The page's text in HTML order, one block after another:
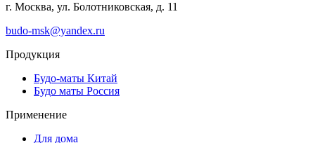
г. Москва, ул. Болотниковская, д. 11
budo-msk@yandex.ru
Продукция
Будо-маты Китай
Будо маты Россия
Применение
Для дома